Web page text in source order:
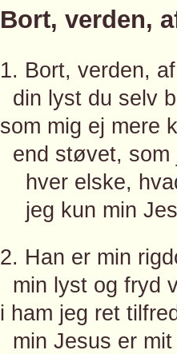
Bort, verden,
1. Bort, verden,
din lyst du selv
som mig ej mere
end støvet,
hver elske,
jeg kun min
2. Han er min
min lyst og fryd
i ham jeg ret
min Jesus er